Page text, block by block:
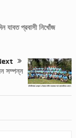
যাবত প্রবাসী নিখোঁজ
সম্পন্ন